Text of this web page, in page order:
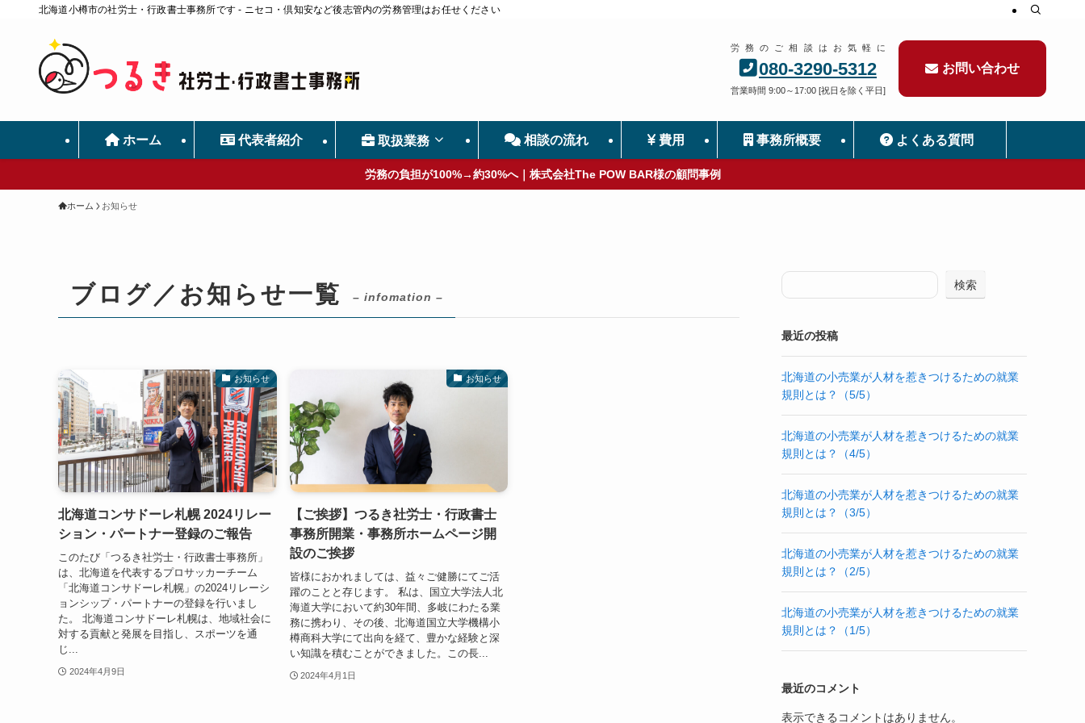
北海道小樽市の社労士・行政書士事務所です - ニセコ・倶知安など後志管内の労務管理はお任せください
労務のご相談はお気軽に
080-3290-5312
営業時間 9:00～17:00 [祝日を除く平日]
お問い合わせ
ホーム 代表者紹介 取扱業務 相談の流れ 費用 事務所概要 よくある質問
労務の負担が100%→約30%へ｜株式会社The POW BAR様の顧問事例
ホーム お知らせ
ブログ／お知らせ一覧 – infomation –
お知らせ
北海道コンサドーレ札幌 2024リレー
ション・パートナー登録のご報告
このたび「つるき社労士・行政書士事務所」
は、北海道を代表するプロサッカーチーム
「北海道コンサドーレ札幌」の2024リレーシ
ョンシップ・パートナーの登録を行いまし
た。 北海道コンサドーレ札幌は、地域社会に
対する貢献と発展を目指し、スポーツを通
じ...
2024年4月9日
お知らせ
【ご挨拶】つるき社労士・行政書士
事務所開業・事務所ホームページ開
設のご挨拶
皆様におかれましては、益々ご健勝にてご活
躍のことと存じます。 私は、国立大学法人北
海道大学において約30年間、多岐にわたる業
務に携わり、その後、北海道国立大学機構小
樽商科大学にて出向を経て、豊かな経験と深
い知識を積むことができました。この長...
2024年4月1日
検索
最近の投稿
北海道の小売業が人材を惹きつけるための就業
規則とは？（5/5）
北海道の小売業が人材を惹きつけるための就業
規則とは？（4/5）
北海道の小売業が人材を惹きつけるための就業
規則とは？（3/5）
北海道の小売業が人材を惹きつけるための就業
規則とは？（2/5）
北海道の小売業が人材を惹きつけるための就業
規則とは？（1/5）
最近のコメント
表示できるコメントはありません。